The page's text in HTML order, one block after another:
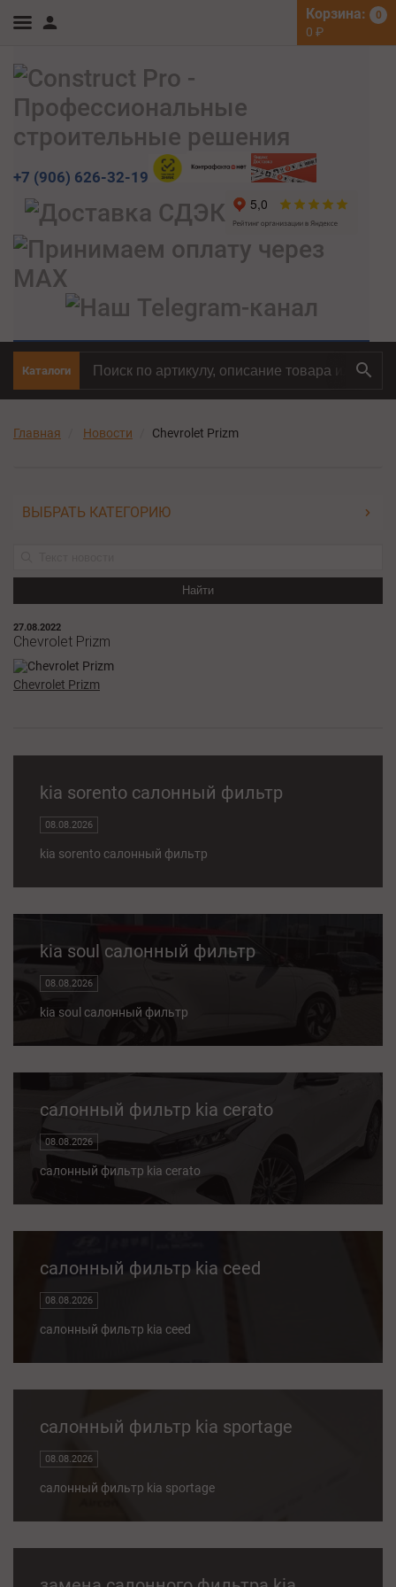
Корзина: 0
0 ₽
+7 (906) 626-32-19
Каталоги
Главная Новости Chevrolet Prizm
ВЫБРАТЬ КАТЕГОРИЮ
Найти
27.08.2022
Chevrolet Prizm
Chevrolet Prizm
kia sorento салонный фильтр
08.08.2026
kia sorento салонный фильтр
kia soul салонный фильтр
08.08.2026
kia soul салонный фильтр
салонный фильтр kia cerato
08.08.2026
салонный фильтр kia cerato
салонный фильтр kia ceed
08.08.2026
салонный фильтр kia ceed
салонный фильтр kia sportage
08.08.2026
салонный фильтр kia sportage